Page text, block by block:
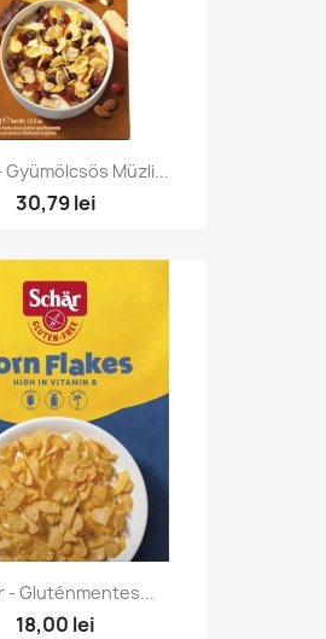
Gyümölcsös Müzli...
30,79 lei
- Gluténmentes...
18,00 lei